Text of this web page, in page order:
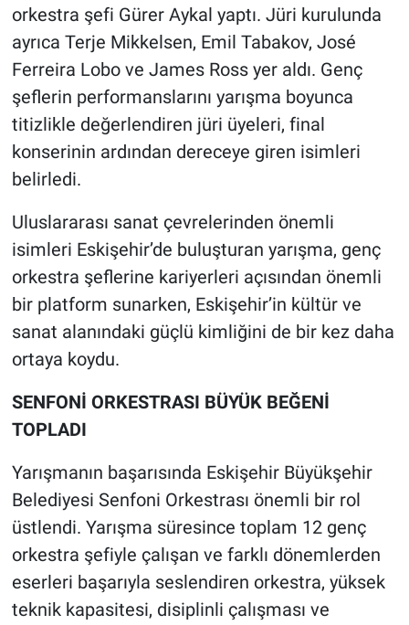
orkestra şefi Gürer Aykal yaptı. Jüri kurulunda
ayrıca Terje Mikkelsen, Emil Tabakov, José
Ferreira Lobo ve James Ross yer aldı. Genç
şeflerin performanslarını yarışma boyunca
titizlikle değerlendiren jüri üyeleri, final
konserinin ardından dereceye giren isimleri
belirledi.
Uluslararası sanat çevrelerinden önemli
isimleri Eskişehir’de buluşturan yarışma, genç
orkestra şeflerine kariyerleri açısından önemli
bir platform sunarken, Eskişehir’in kültür ve
sanat alanındaki güçlü kimliğini de bir kez daha
ortaya koydu.
SENFONİ ORKESTRASI BÜYÜK BEĞENİ
TOPLADI
Yarışmanın başarısında Eskişehir Büyükşehir
Belediyesi Senfoni Orkestrası önemli bir rol
üstlendi. Yarışma süresince toplam 12 genç
orkestra şefiyle çalışan ve farklı dönemlerden
eserleri başarıyla seslendiren orkestra, yüksek
teknik kapasitesi, disiplinli çalışması ve